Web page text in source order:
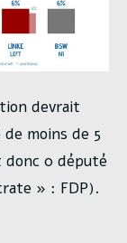
devrait
moins de 5
donc 0 député
» : FDP).